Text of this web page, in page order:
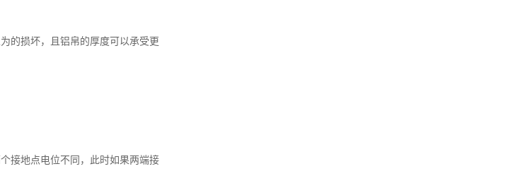
的损坏，且铝帛的厚度可以承受更
接地点电位不同，此时如果两端接